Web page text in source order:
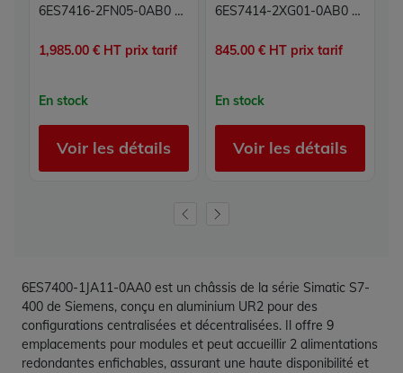
6ES7416-2FN05-0AB0 CPU Siemens Simatic S7-400 416F-2 Processeur Failsafe 5.6 Mo MPI Profibus DP
1,985.00 € HT prix tarif
En stock
Voir les détails
6ES7414-2XG01-0AB0 CPU Processeur Simatic S7 Siemens
845.00 € HT prix tarif
En stock
Voir les détails
6ES7400-1JA11-0AA0 est un châssis de la série Simatic S7-
400 de Siemens, conçu en aluminium UR2 pour des
configurations centralisées et décentralisées. Il offre 9
emplacements pour modules et peut accueillir 2 alimentations
redondantes enfichables, assurant une haute disponibilité et